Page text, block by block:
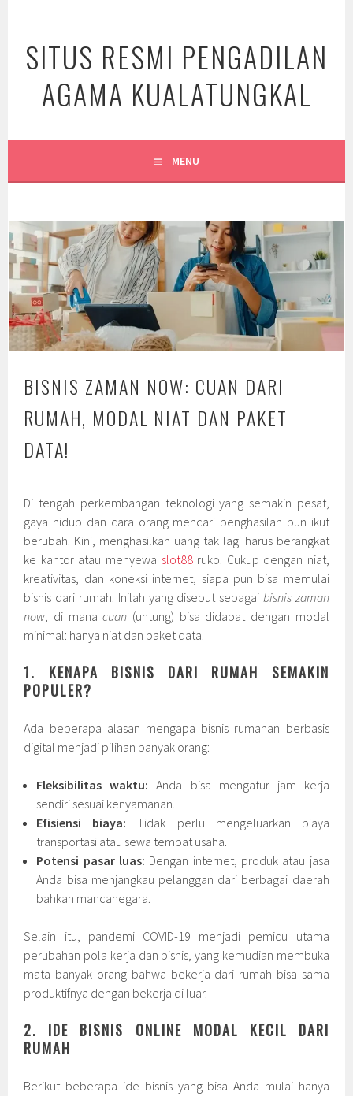
content
SITUS RESMI PENGADILAN
AGAMA KUALATUNGKAL
MENU
BISNIS ZAMAN NOW: CUAN DARI
RUMAH, MODAL NIAT DAN PAKET
DATA!
Di tengah perkembangan teknologi yang semakin pesat,
gaya hidup dan cara orang mencari penghasilan pun ikut
berubah. Kini, menghasilkan uang tak lagi harus berangkat
ke kantor atau menyewa slot88ruko. Cukup dengan niat,
kreativitas, dan koneksi internet, siapa pun bisa memulai
bisnis dari rumah. Inilah yang disebut sebagai bisnis zaman
now, di manacuan (untung) bisa didapat dengan modal
minimal: hanya niat dan paket data.
1. KENAPA BISNIS DARI RUMAH SEMAKIN
POPULER?
Ada beberapa alasan mengapa bisnis rumahan berbasis
digital menjadi pilihan banyak orang:
Fleksibilitas waktu: Anda bisa mengatur jam kerja
sendiri sesuai kenyamanan.
Efisiensi biaya: Tidak perlu mengeluarkan biaya
transportasi atau sewa tempat usaha.
Potensi pasar luas: Dengan internet, produk atau jasa
Anda bisa menjangkau pelanggan dari berbagai daerah
bahkan mancanegara.
Selain itu, pandemi COVID-19 menjadi pemicu utama
perubahan pola kerja dan bisnis, yang kemudian membuka
mata banyak orang bahwa bekerja dari rumah bisa sama
produktifnya dengan bekerja di luar.
2. IDE BISNIS ONLINE MODAL KECIL DARI
RUMAH
Berikut beberapa ide bisnis yang bisa Anda mulai hanya